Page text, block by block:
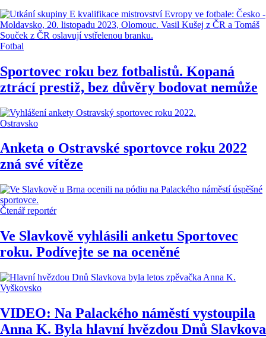
Fotbal
Sportovec roku bez fotbalistů. Kopaná
ztrácí prestiž, bez důvěry bodovat nemůže
Ostravsko
Anketa o Ostravské sportovce roku 2022
zná své vítěze
Čtenář reportér
Ve Slavkově vyhlásili anketu Sportovec
roku. Podívejte se na oceněné
Vyškovsko
VIDEO: Na Palackého náměstí vystoupila
Anna K. Byla hlavní hvězdou Dnů Slavkova